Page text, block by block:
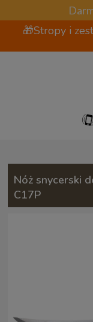
🎁Stropy i
Nóż snycerski
C17P